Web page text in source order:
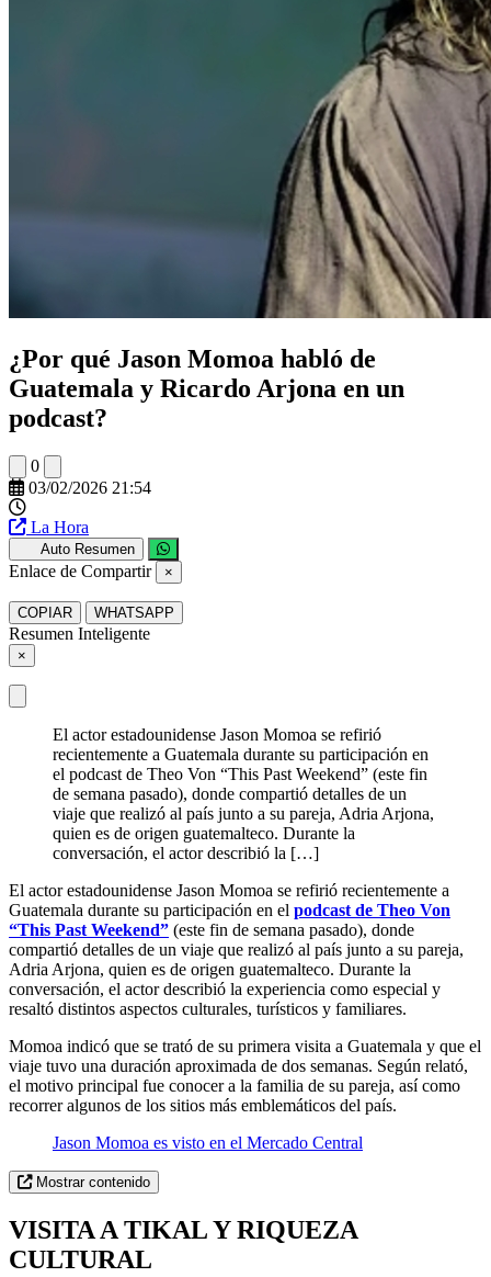
¿Por qué Jason Momoa habló de
Guatemala y Ricardo Arjona en un
podcast?
0
03/02/2026 21:54
La Hora
Auto Resumen
Enlace de Compartir ×
COPIAR WHATSAPP
Resumen Inteligente
×
El actor estadounidense Jason Momoa se refirió
recientemente a Guatemala durante su participación en
el podcast de Theo Von “This Past Weekend” (este fin
de semana pasado), donde compartió detalles de un
viaje que realizó al país junto a su pareja, Adria Arjona,
quien es de origen guatemalteco. Durante la
conversación, el actor describió la […]
El actor estadounidense Jason Momoa se refirió recientemente a
Guatemala durante su participación en el podcast de Theo Von
“This Past Weekend” (este fin de semana pasado), donde
compartió detalles de un viaje que realizó al país junto a su pareja,
Adria Arjona, quien es de origen guatemalteco. Durante la
conversación, el actor describió la experiencia como especial y
resaltó distintos aspectos culturales, turísticos y familiares.
Momoa indicó que se trató de su primera visita a Guatemala y que el
viaje tuvo una duración aproximada de dos semanas. Según relató,
el motivo principal fue conocer a la familia de su pareja, así como
recorrer algunos de los sitios más emblemáticos del país.
Jason Momoa es visto en el Mercado Central
Mostrar contenido
VISITA A TIKAL Y RIQUEZA
CULTURAL